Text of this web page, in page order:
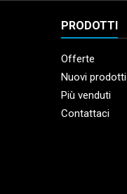
PRODOTTI
Offerte
Nuovi prodotti
Più venduti
Contattaci